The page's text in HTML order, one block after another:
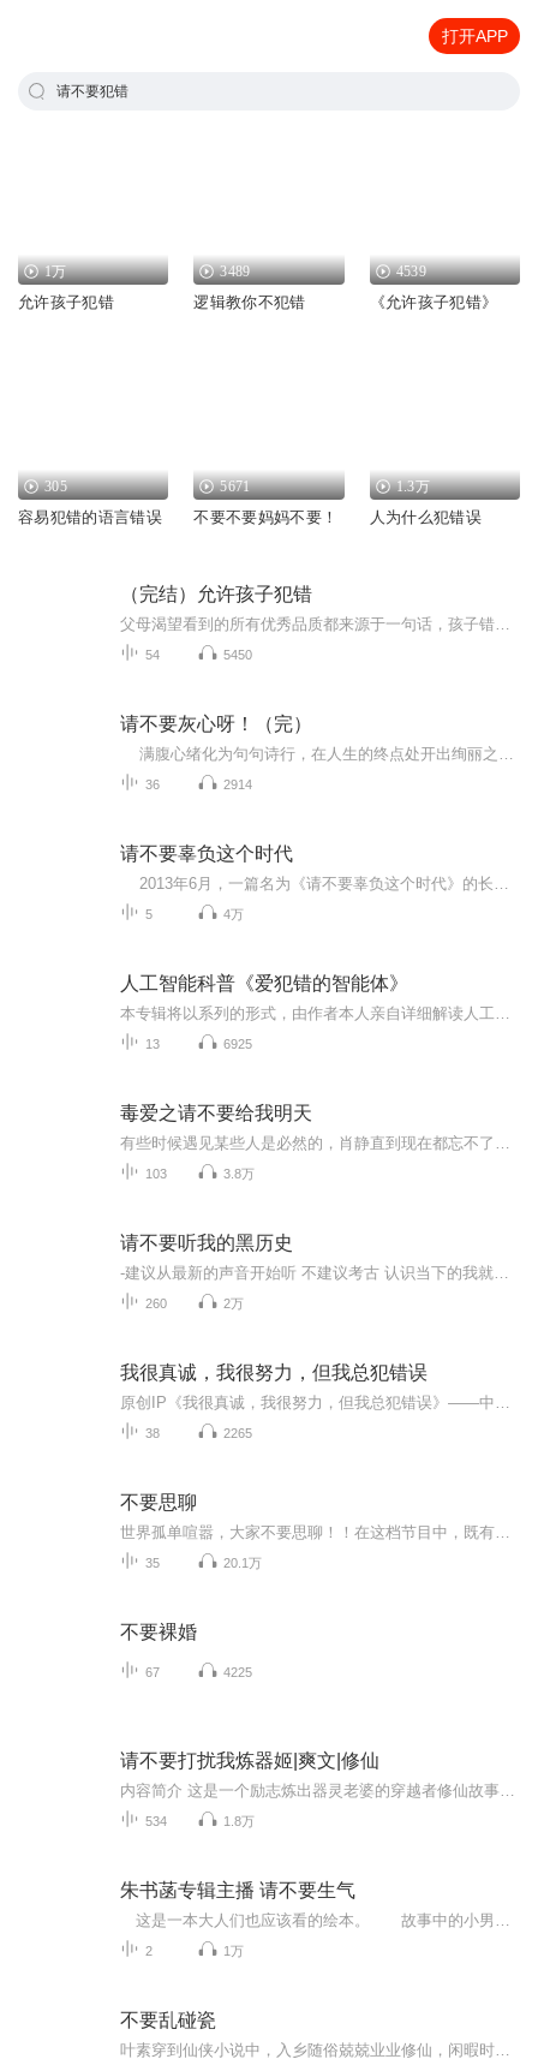
打开APP
请不要犯错
1万
允许孩子犯错
3489
逻辑教你不犯错
4539
《允许孩子犯错》
305
容易犯错的语言错误
5671
不要不要妈妈不要！
1.3万
人为什么犯错误
（完结）允许孩子犯错
54 5450
请不要灰心呀！（完）
36 2914
请不要辜负这个时代
5 4万
人工智能科普《爱犯错的智能体》
13 6925
毒爱之请不要给我明天
103 3.8万
请不要听我的黑历史
260 2万
我很真诚，我很努力，但我总犯错误
38 2265
不要思聊
35 20.1万
不要裸婚
67 4225
请不要打扰我炼器姬|爽文|修仙
534 1.8万
朱书菡专辑主播 请不要生气
2 1万
不要乱碰瓷